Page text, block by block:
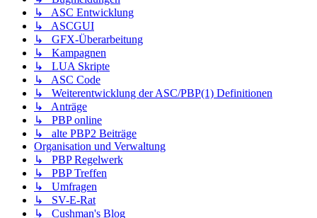
↳ ASC Entwicklung
↳ ASCGUI
↳ GFX-Überarbeitung
↳ Kampagnen
↳ LUA Skripte
↳ ASC Code
↳ Weiterentwicklung der ASC/PBP(1) Definitionen
↳ Anträge
↳ PBP online
↳ alte PBP2 Beiträge
Organisation und Verwaltung
↳ PBP Regelwerk
↳ PBP Treffen
↳ Umfragen
↳ SV-E-Rat
↳ Cushman's Blog